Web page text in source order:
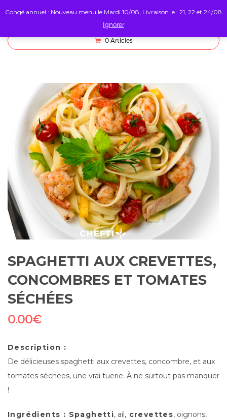
0 Articles
SPAGHETTI AUX CREVETTES,
CONCOMBRES ET TOMATES
SÉCHÉES
0.00€
Description :
De délicieuses spaghetti aux crevettes, concombre, et aux
tomates séchées, une vrai tuerie. À ne surtout pas manquer
!
Ingrédients : Spaghetti, ail, crevettes, oignons,
Congé annuel : Nouveau menu le Mardi 10/08, Livraison le : 21, 22 et 24/08
Ignorer